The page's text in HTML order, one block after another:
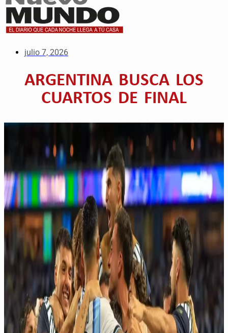
julio 7, 2026
ARGENTINA BUSCA LOS
CUARTOS DE FINAL